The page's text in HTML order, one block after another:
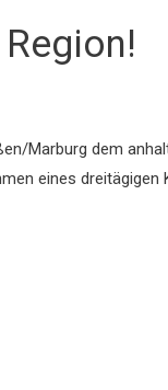
Marburg dem
eines dreitägigen